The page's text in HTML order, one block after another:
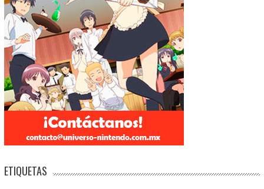
ETIQUETAS